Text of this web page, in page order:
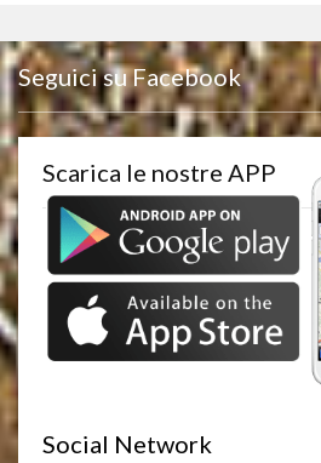
Seguici su Facebook
Scarica le nostre APP
Social Network